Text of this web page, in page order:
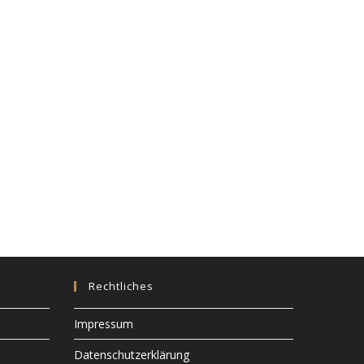
Rechtliches
Impressum
Datenschutzerklärung